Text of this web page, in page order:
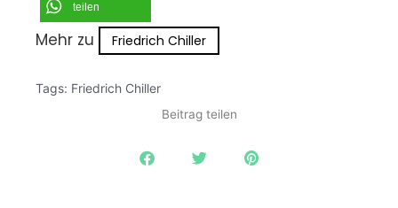
teilen
Mehr zu Friedrich Chiller
Tags: Friedrich Chiller
Beitrag teilen